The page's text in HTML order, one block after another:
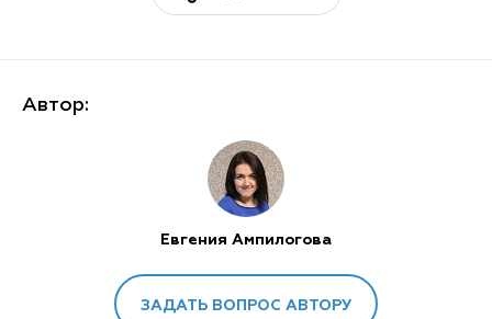
Автор:
Евгения Ампилогова
ЗАДАТЬ ВОПРОС АВТОРУ